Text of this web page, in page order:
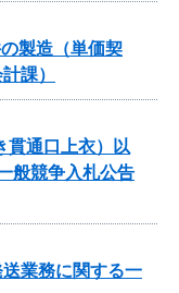
製造（単価契
課）
貫通口上衣）以
般競争入札公告
業務に関する一